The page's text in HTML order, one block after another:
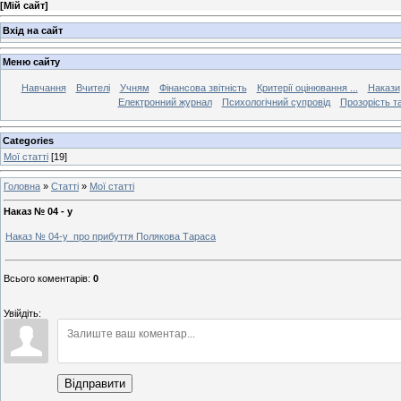
[Мій сайт]
Вхід на сайт
Меню сайту
Навчання Вчителі Учням Фінансова звітність Критерії оцінювання ...
Накази
Електронний журнал
Психологічний супровід Прозорість
Categories
Мої статті [19]
Головна » Статті » Мої статті
Наказ № 04 - у
Наказ № 04-у про прибуття Полякова Тараса
Всього коментарів: 0
Увійдіть:
Відправити